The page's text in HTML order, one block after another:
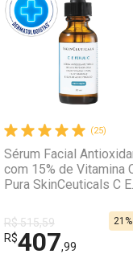
(25)
Sérum Facial
com 15% de Vitamina
Pura SkinCeuticals C E
R$ 515,59
R$407,99